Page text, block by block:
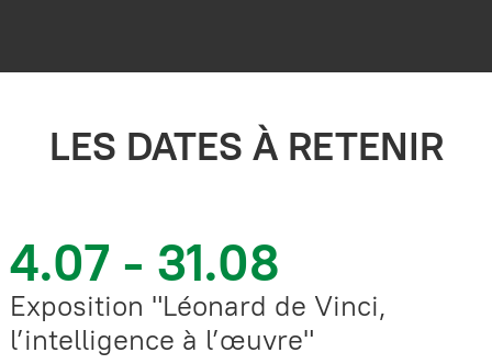
LES DATES À RETENIR
4.07 - 31.08
Exposition "Léonard de Vinci,
l’intelligence à l’œuvre"